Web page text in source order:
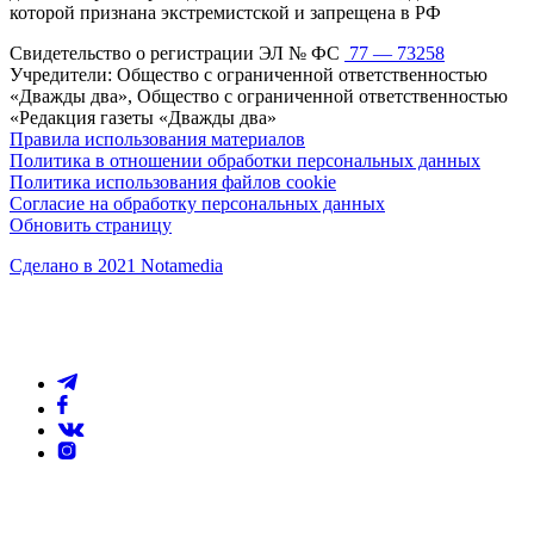
которой признана экстремистской и запрещена в РФ
Свидетельство о регистрации ЭЛ № ФС 77 — 73258
Учредители: Общество с ограниченной ответственностью
«Дважды два», Общество с ограниченной ответственностью
«Редакция газеты «Дважды два»
Правила использования материалов
Политика в отношении обработки персональных данных
Политика использования файлов cookie
Согласие на обработку персональных данных
Обновить страницу
Сделано в 2021 Notamedia